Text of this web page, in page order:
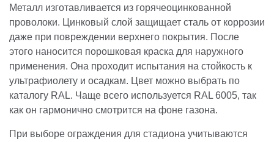
Металл изготавливается из горячеоцинкованной
проволоки. Цинковый слой защищает сталь от коррозии
даже при повреждении верхнего покрытия. После
этого наносится порошковая краска для наружного
применения. Она проходит испытания на стойкость к
ультрафиолету и осадкам. Цвет можно выбрать по
каталогу RAL. Чаще всего используется RAL 6005, так
как он гармонично смотрится на фоне газона.
При выборе ограждения для стадиона учитываются